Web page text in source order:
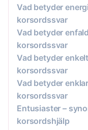
Vad betyder
korsordssvar
Vad betyder
korsordssvar
Vad betyder
korsordssvar
Vad betyder
korsordssvar
Entusiaster –
korsordshjälp